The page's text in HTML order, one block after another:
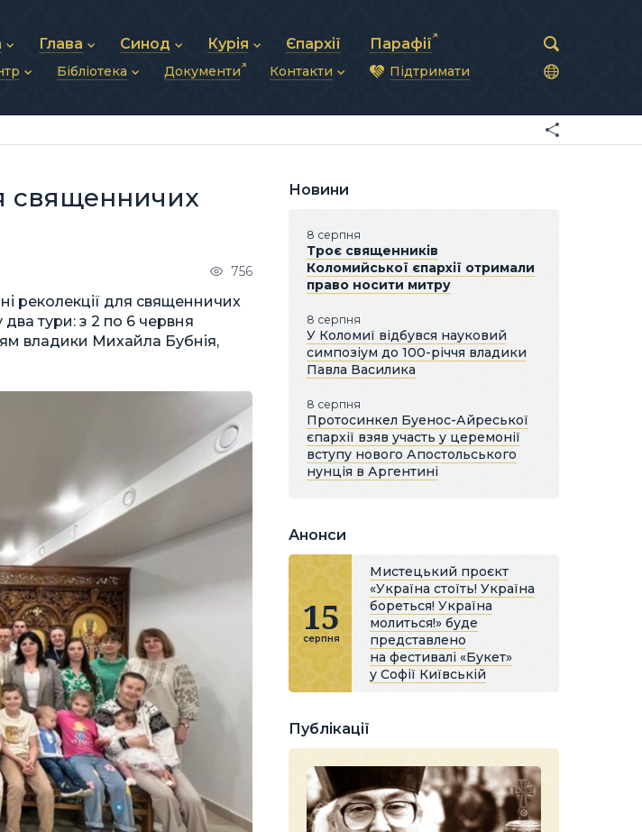
УГКЦ
Глава
Блаженніший Святослав
Фотографії
Синод
Синод Єпископів
Митрополичі Синоди
Курія
Душпастирська рада
Зв’язки та комунікації
Єпархії Парафії
Бібліотека
Молитви
Документи Контакти
Синоди Єпископів
Патріарша курія
Підтримати
священничих
756
реколекції для священничих
тури: з 2 по 6 червня
владики Михайла Бубнія,
Новини
8 серпня
Троє священників
Коломийської єпархії отримали
право носити митру
8 серпня
У Коломиї відбувся науковий
симпозіум до 100-річчя владики
Павла Василика
8 серпня
Протосинкел Буенос-Айреської
єпархії взяв участь у церемонії
вступу нового Апостольського
нунція в Аргентині
Анонси
15
серпня
Мистецький проєкт
«Україна стоїть! Україна
бореться! Україна
молиться!» буде
представлено
на фестивалі «Букет»
у Софії Київській
Публікації